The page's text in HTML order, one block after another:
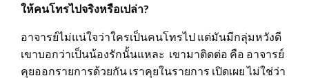
ให้คนโทรไปจริงหรือเปล่า?
อาจารย์ไม่แน่ใจว่าใครเป็นคนโทรไป แต่มันมีกลุ่มหวังดี
เขาบอกว่าเป็นน้องรักนั้นแหละ เขามาติดต่อ คือ อาจารย์
คุยออกรายการด้วยกัน เราคุยในรายการ เปิดเผย ไม่ใช่ว่า